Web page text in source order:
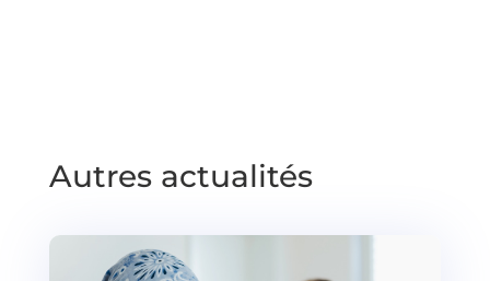
Autres actualités